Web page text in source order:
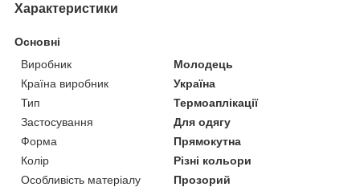
Характеристики
Основні
Виробник
Молодець
Країна виробник
Україна
Тип
Термоаплікації
Застосування
Для одягу
Форма
Прямокутна
Колір
Різні кольори
Особливість матеріалу
Прозорий